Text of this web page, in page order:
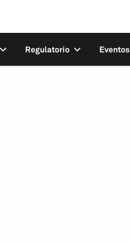
Regulatorio Eventos